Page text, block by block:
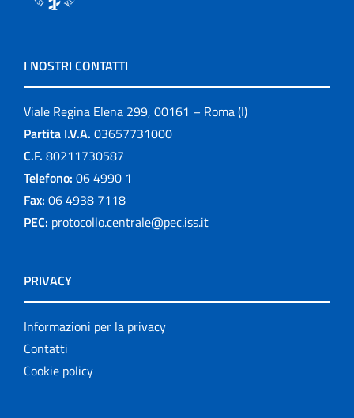
I NOSTRI CONTATTI
Viale Regina Elena 299, 00161 – Roma (I)
Partita I.V.A. 03657731000
C.F. 80211730587
Telefono: 06 4990 1
Fax: 06 4938 7118
PEC: protocollo.centrale@pec.iss.it
PRIVACY
Informazioni per la privacy
Contatti
Cookie policy